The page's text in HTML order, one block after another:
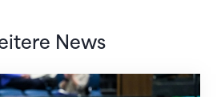
News